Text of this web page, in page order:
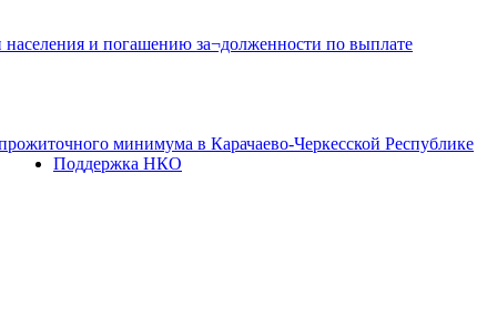
и погашению за¬долженности по выплате
минимума в Карачаево-Черкесской Республике
Поддержка НКО